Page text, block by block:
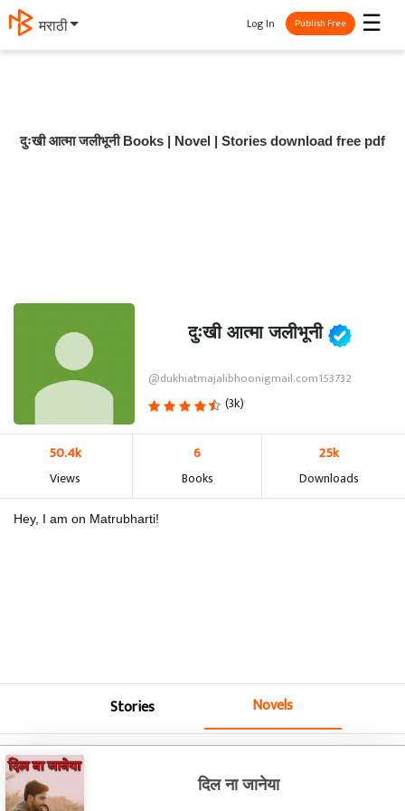
मराठी ☰
Log In Publish Free
दुःखी आत्मा जलीभूनी Books | Novel | Stories download free pdf
दुःखी आत्मा जलीभूनी
@dukhiatmajalibhoonigmail.com153732
(3k)
50.4k
Views
6
Books
25k
Downloads
Hey, I am on Matrubharti!
Stories Novels
दिल ना जानेया